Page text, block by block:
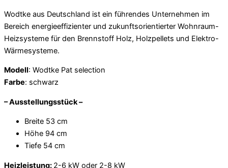
Wodtke aus Deutschland ist ein führendes Unternehmen im
Bereich energieeffizienter und zukunftsorientierter Wohnraum-
Heizsysteme für den Brennstoff Holz, Holzpellets und Elektro-
Wärmesysteme.
Modell: Wodtke Pat selection
Farbe: schwarz
– Ausstellungsstück –
Breite 53 cm
Höhe 94 cm
Tiefe 54 cm
Heizleistung: 2-6 kW oder 2-8 kW